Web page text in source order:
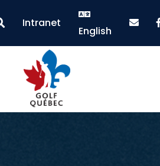
Intranet
English